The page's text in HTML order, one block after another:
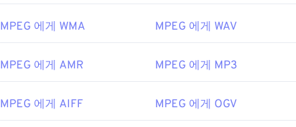
어에서 재생할 수 있습니다.
디오가 파일에 포함되어 있는 경우입니다. 이 경우 MPEG-2
개발자: Motion Picture Experts Group(MPEG)
MPEG 에게 WMA MPEG 에게 WAV
MPEG 에게 AMR MPEG 에게 MP3
MPEG 에게 AIFF MPEG 에게 OGV